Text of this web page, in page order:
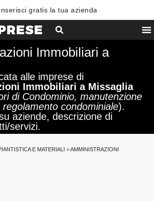
gratis la tua azienda
Immobiliari a
alle imprese di
Immobiliari a Missaglia
di Condominio, manutenzione
condominiale).
aziende, descrizione di
servizi.
E MATERIALI >AMMINISTRAZIONI